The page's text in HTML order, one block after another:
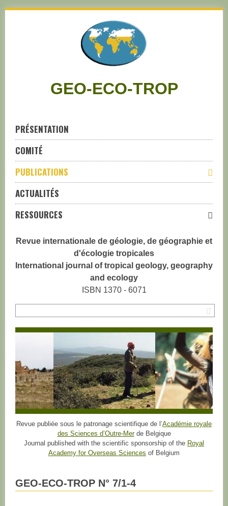
GEO-ECO-TROP
PRÉSENTATION
COMITÉ
PUBLICATIONS
ACTUALITÉS
RESSOURCES
Revue internationale de géologie, de géographie et
d'écologie tropicales
International journal of tropical geology, geography
and ecology
ISBN 1370 - 6071
Revue publiée sous le patronage scientifique de l’Académie royale
des Sciences d’Outre-Merde Belgique
Journal published with the scientific sponsorship of the Royal
Academy for Overseas Sciences of Belgium
GEO-ECO-TROP N° 7/1-4